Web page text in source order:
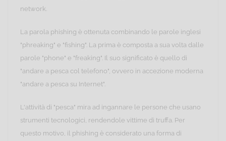
network.
La parola phishing è ottenuta combinando le parole inglesi
"phreaking" e "fishing". La prima è composta a sua volta dalle
parole "phone" e "freaking". Il suo significato è quello di
"andare a pesca col telefono", ovvero in accezione moderna
"andare a pesca su Internet".
L'attività di "pesca" mira ad ingannare le persone che usano
strumenti tecnologici, rendendole vittime di truffa. Per
questo motivo, il phishing è considerato una forma di